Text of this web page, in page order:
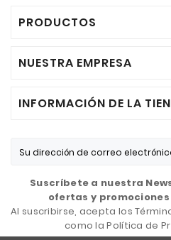
PRODUCTOS
NUESTRA EMPRESA
INFORMACIÓN DE LA
Suscríbete a nuestra
ofertas y
Al suscribirse, acepta los
como la Política de